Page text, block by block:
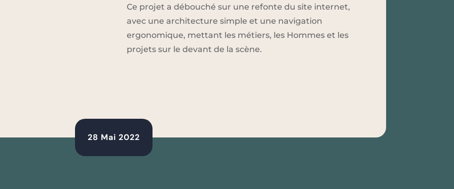
Ce projet a débouché sur une refonte du site internet,
avec une architecture simple et une navigation
ergonomique, mettant les métiers, les Hommes et les
projets sur le devant de la scène.
28 Mai 2022